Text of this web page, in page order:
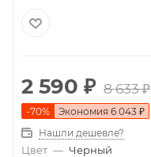
2 590 ₽ 8 633₽
-70% Экономия 6 043 ₽
Нашли дешевле?
Цвет — Черный